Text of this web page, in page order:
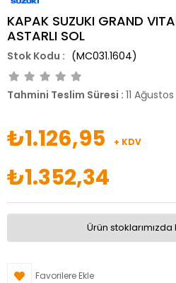
KAPAK SUZUKI GRAND
ASTARLI SOL
(MC031.1604)
Tahmini Teslim Süresi : 11
₺1.126,95 + KDV
₺1.352,34
Ürün stoklarımızda
Favorilere Ekle